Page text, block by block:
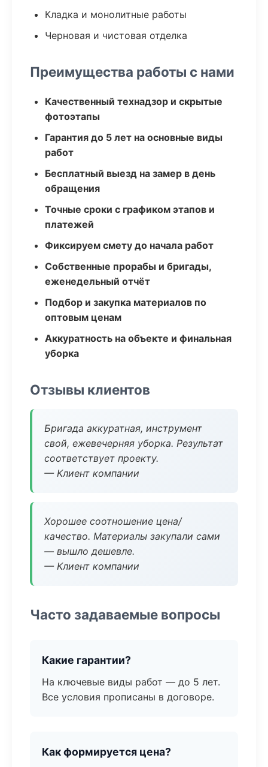
Кладка и монолитные работы
Черновая и чистовая отделка
Преимущества работы с нами
Качественный технадзор и скрытые
фотоэтапы
Гарантия до 5 лет на основные виды
работ
Бесплатный выезд на замер в день
обращения
Точные сроки с графиком этапов и
платежей
Фиксируем смету до начала работ
Собственные прорабы и бригады,
еженедельный отчёт
Подбор и закупка материалов по
оптовым ценам
Аккуратность на объекте и финальная
уборка
Отзывы клиентов
Бригада аккуратная, инструмент
свой, ежевечерняя уборка. Результат
соответствует проекту.
— Клиент компании
Хорошее соотношение цена/
качество. Материалы закупали сами
— вышло дешевле.
— Клиент компании
Часто задаваемые вопросы
Какие гарантии?
На ключевые виды работ — до 5 лет.
Все условия прописаны в договоре.
Как формируется цена?